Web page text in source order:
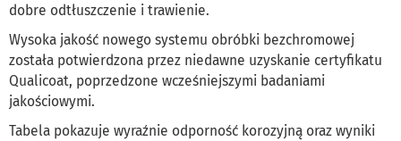
dobre odtłuszczenie i trawienie.
Wysoka jakość nowego systemu obróbki bezchromowej
została potwierdzona przez niedawne uzyskanie certyfikatu
Qualicoat, poprzedzone wcześniejszymi badaniami
jakościowymi.
Tabela pokazuje wyraźnie odporność korozyjną oraz wyniki